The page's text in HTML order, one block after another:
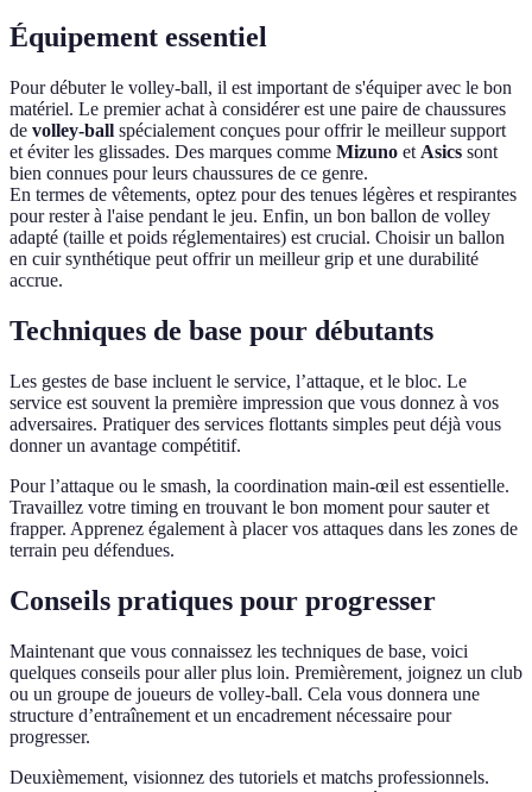
Équipement essentiel
Pour débuter le volley-ball, il est important de s'équiper avec le bon
matériel. Le premier achat à considérer est une paire de chaussures
de volley-ball spécialement conçues pour offrir le meilleur support
et éviter les glissades. Des marques comme Mizuno et Asics sont
bien connues pour leurs chaussures de ce genre.
En termes de vêtements, optez pour des tenues légères et respirantes
pour rester à l'aise pendant le jeu. Enfin, un bon ballon de volley
adapté (taille et poids réglementaires) est crucial. Choisir un ballon
en cuir synthétique peut offrir un meilleur grip et une durabilité
accrue.
Techniques de base pour débutants
Les gestes de base incluent le service, l’attaque, et le bloc. Le
service est souvent la première impression que vous donnez à vos
adversaires. Pratiquer des services flottants simples peut déjà vous
donner un avantage compétitif.
Pour l’attaque ou le smash, la coordination main-œil est essentielle.
Travaillez votre timing en trouvant le bon moment pour sauter et
frapper. Apprenez également à placer vos attaques dans les zones de
terrain peu défendues.
Conseils pratiques pour progresser
Maintenant que vous connaissez les techniques de base, voici
quelques conseils pour aller plus loin. Premièrement, joignez un club
ou un groupe de joueurs de volley-ball. Cela vous donnera une
structure d’entraînement et un encadrement nécessaire pour
progresser.
Deuxièmement, visionnez des tutoriels et matchs professionnels.